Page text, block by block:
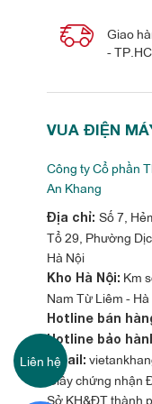
Giao
-
VUA ĐIỆN
Công ty Cổ phần
An Khang
Địa chỉ: Số 7,
Tổ 29, Phường
Hà Nội
Kho Hà Nội: Km
Nam Từ Liêm - Hà
Hotline bán
Hotline bảo
Email:
Giấy chứng nhận
Sở KH&ĐT thành
Liên hệ